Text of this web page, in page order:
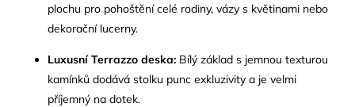
plochu pro pohoštění celé rodiny, vázy s květinami nebo
dekorační lucerny.
Luxusní Terrazzo deska: Bílý základ s jemnou texturou
kamínků dodává stolku punc exkluzivity a je velmi
příjemný na dotek.